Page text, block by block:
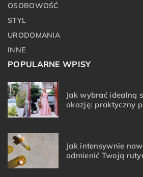
OSOBOWOŚĆ
STYL
URODOMANIA
INNE
POPULARNE WPISY
Jak wybrać idealną
okazję: praktyczny
Jak intensywnie
odmienić Twoją